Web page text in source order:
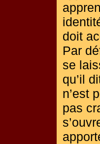
doit
Par
se
qu’il
n’est
pas